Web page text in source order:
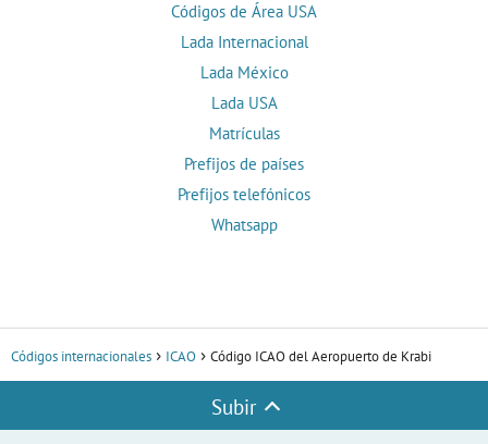
Códigos de Área USA
Lada Internacional
Lada México
Lada USA
Matrículas
Prefijos de países
Prefijos telefónicos
Whatsapp
Códigos internacionales ICAO Código ICAO del Aeropuerto de Krabi
Subir